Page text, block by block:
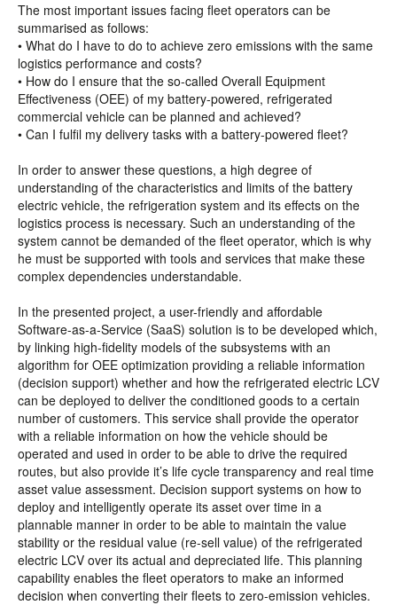
The most important issues facing fleet operators can be
summarised as follows:
• What do I have to do to achieve zero emissions with the same
logistics performance and costs?
• How do I ensure that the so-called Overall Equipment
Effectiveness (OEE) of my battery-powered, refrigerated
commercial vehicle can be planned and achieved?
• Can I fulfil my delivery tasks with a battery-powered fleet?
In order to answer these questions, a high degree of
understanding of the characteristics and limits of the battery
electric vehicle, the refrigeration system and its effects on the
logistics process is necessary. Such an understanding of the
system cannot be demanded of the fleet operator, which is why
he must be supported with tools and services that make these
complex dependencies understandable.
In the presented project, a user-friendly and affordable
Software-as-a-Service (SaaS) solution is to be developed which,
by linking high-fidelity models of the subsystems with an
algorithm for OEE optimization providing a reliable information
(decision support) whether and how the refrigerated electric LCV
can be deployed to deliver the conditioned goods to a certain
number of customers. This service shall provide the operator
with a reliable information on how the vehicle should be
operated and used in order to be able to drive the required
routes, but also provide it’s life cycle transparency and real time
asset value assessment. Decision support systems on how to
deploy and intelligently operate its asset over time in a
plannable manner in order to be able to maintain the value
stability or the residual value (re-sell value) of the refrigerated
electric LCV over its actual and depreciated life. This planning
capability enables the fleet operators to make an informed
decision when converting their fleets to zero-emission vehicles.